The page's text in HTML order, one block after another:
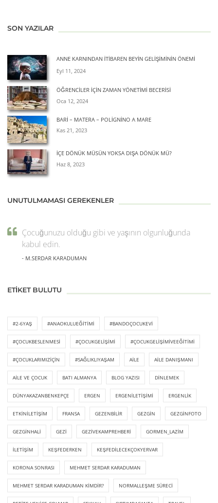
SON YAZILAR
ANNE KARNINDAN İTIBAREN BEYIN GELIŞIMININ ÖNEMI
Eyl 11, 2024
ÖĞRENCILER İÇIN ZAMAN YÖNETIMI BECERISI
Oca 12, 2024
BARİ – MATERA – POLİGNİNO A MARE
Kas 21, 2023
İÇE DÖNÜK MÜSÜN YOKSA DIŞA DÖNÜK MÜ?
Haz 8, 2023
UNUTULMAMASI GEREKENLER
Çocuğunuzu olduğu gibi ve yaşının olgunluğunda
kabul edin.
- M.SERDAR KARADUMAN
ETIKET BULUTU
#2-6YAŞ #ANAOKULUEĞITIMI #BANDOÇOCUKEVI
#ÇOCUKBESLENMESI #ÇOCUKGELIŞIMI #ÇOCUKGELIŞIMIVEEĞITIMI
#ÇOCUKLARIMIZIÇIN #SAĞLIKLIYAŞAM AILE AILE DANIŞMANI
AILE VE ÇOCUK BATI ALMANYA BLOG YAZISI DINLEMEK
DÜNYAKAZANBENKEPÇE ERGEN ERGENILETIŞIMI ERGENLIK
ETKINILETIŞIM FRANSA GEZENBILIR GEZGIN GEZGINFOTO
GEZGINHALI GEZI GEZIVEKAMPREHBERI GORMEN_LAZIM
ILETIŞIM KEŞFEDERKEN KEŞFEDILECEKÇOKYERVAR
KORONA SONRASI MEHMET SERDAR KARADUMAN
MEHMET SERDAR KARADUMAN KIMDIR? NORMALLEŞME SÜRECI